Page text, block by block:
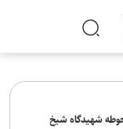
شهیدگاه شیخ